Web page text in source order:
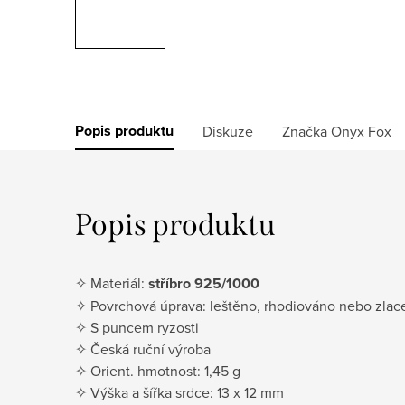
Popis produktu Diskuze ZnačkaOnyx Fox
Popis produktu
✧ Materiál: stříbro 925/1000
✧ Povrchová úprava: leštěno, rhodiováno nebo
✧ S puncem ryzosti
✧ Česká ruční výroba
✧ Orient. hmotnost: 1,45 g
✧ Výška a šířka srdce: 13 x 12 mm